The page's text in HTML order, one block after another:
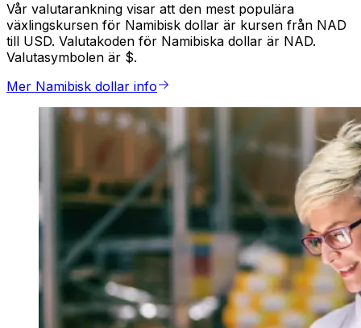
Vår valutarankning visar att den mest populära
växlingskursen för Namibisk dollar är kursen från NAD
till USD. Valutakoden för Namibiska dollar är NAD.
Valutasymbolen är $.
Mer Namibisk dollar info